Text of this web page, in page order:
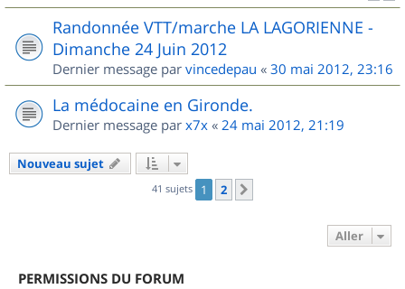
Randonnée VTT/marche LA LAGORIENNE -
Dimanche 24 Juin 2012
Dernier message par vincedepau « 30 mai 2012, 23:16
La médocaine en Gironde.
Dernier message par x7x « 24 mai 2012, 21:19
Nouveau sujet
41 sujets 1 2
Aller
PERMISSIONS DU FORUM